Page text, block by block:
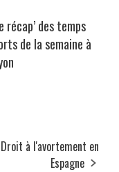
récap’ des temps
de la semaine à
à l'avortement en
Espagne